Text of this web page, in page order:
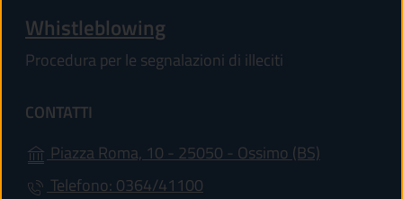
Whistleblowing
Procedura per le segnalazioni di illeciti
CONTATTI
Piazza Roma, 10 - 25050 - Ossimo (BS)
Telefono: 0364/41100